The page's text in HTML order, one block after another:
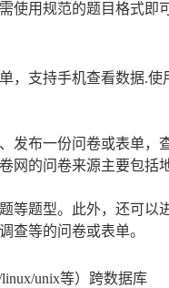
使用规范的题目格式即
，支持手机查看数据.使
发布一份问卷或表单，
网的问卷来源主要包括
等题型。此外，还可以
查等的问卷或表单。
unix等）跨数据库